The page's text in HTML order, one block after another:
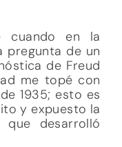
cuando en la
pregunta de un
de Freud
me topé con
1935; esto es
y expuesto la
desarrolló